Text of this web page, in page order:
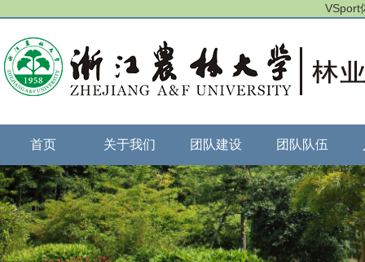
VSport
首页 关于我们 团队建设 团队队伍